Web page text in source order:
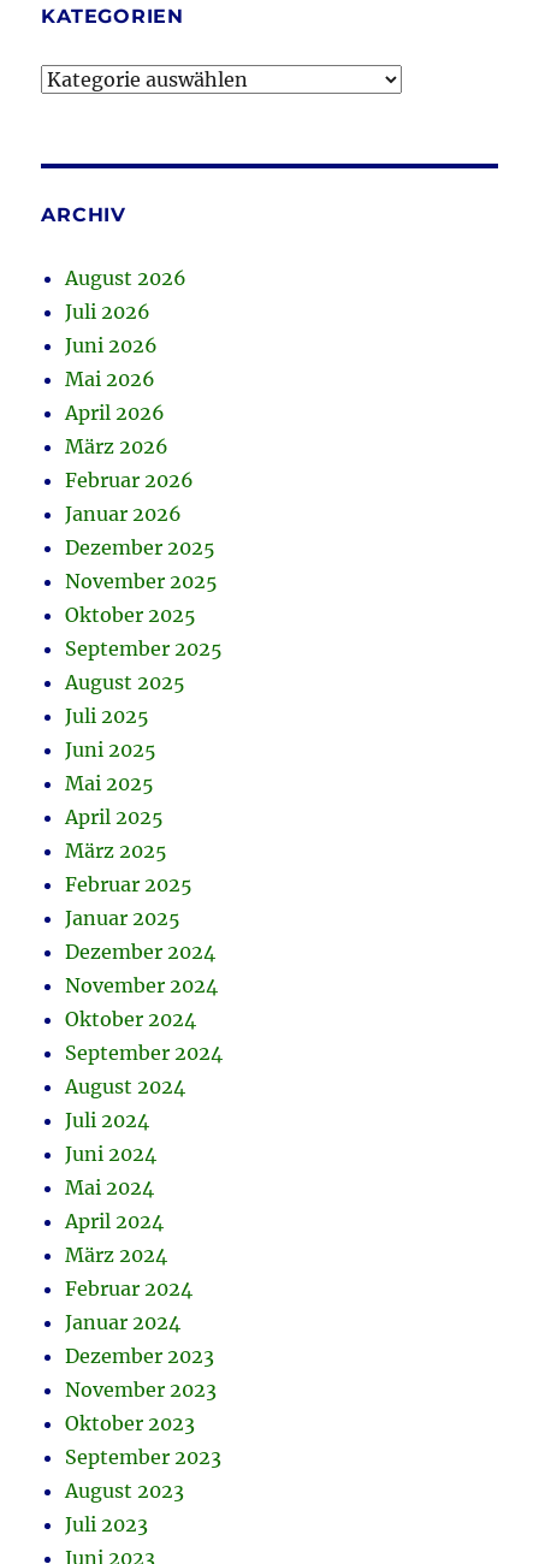
KATEGORIEN
Kategorien
ARCHIV
August 2026
Juli 2026
Juni 2026
Mai 2026
April 2026
März 2026
Februar 2026
Januar 2026
Dezember 2025
November 2025
Oktober 2025
September 2025
August 2025
Juli 2025
Juni 2025
Mai 2025
April 2025
März 2025
Februar 2025
Januar 2025
Dezember 2024
November 2024
Oktober 2024
September 2024
August 2024
Juli 2024
Juni 2024
Mai 2024
April 2024
März 2024
Februar 2024
Januar 2024
Dezember 2023
November 2023
Oktober 2023
September 2023
August 2023
Juli 2023
Juni 2023